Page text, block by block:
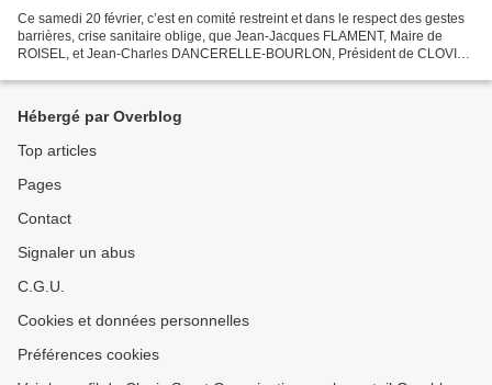
Ce samedi 20 février, c’est en comité restreint et dans le respect des gestes
barrières, crise sanitaire oblige, que Jean-Jacques FLAMENT, Maire de
ROISEL, et Jean-Charles DANCERELLE-BOURLON, Président de CLOVIS
Hébergé par Overblog
Top articles
Pages
Contact
Signaler un abus
C.G.U.
Cookies et données personnelles
Préférences cookies